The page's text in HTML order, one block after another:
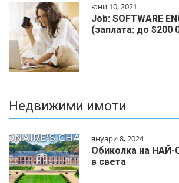
юни 10, 2021
Job: SOFTWARE
(заплата: до $200
Недвижими имоти
януари 8, 2024
Обиколка на
в света